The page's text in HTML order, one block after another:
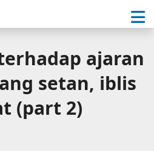
ajaran
setan, iblis
(part 2)